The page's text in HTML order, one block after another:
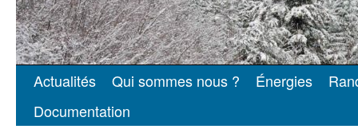
Aller
au
Actualités Qui sommes nous ? Énergies
Documentation